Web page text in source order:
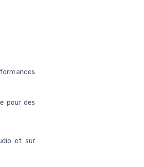
pour des
et sur